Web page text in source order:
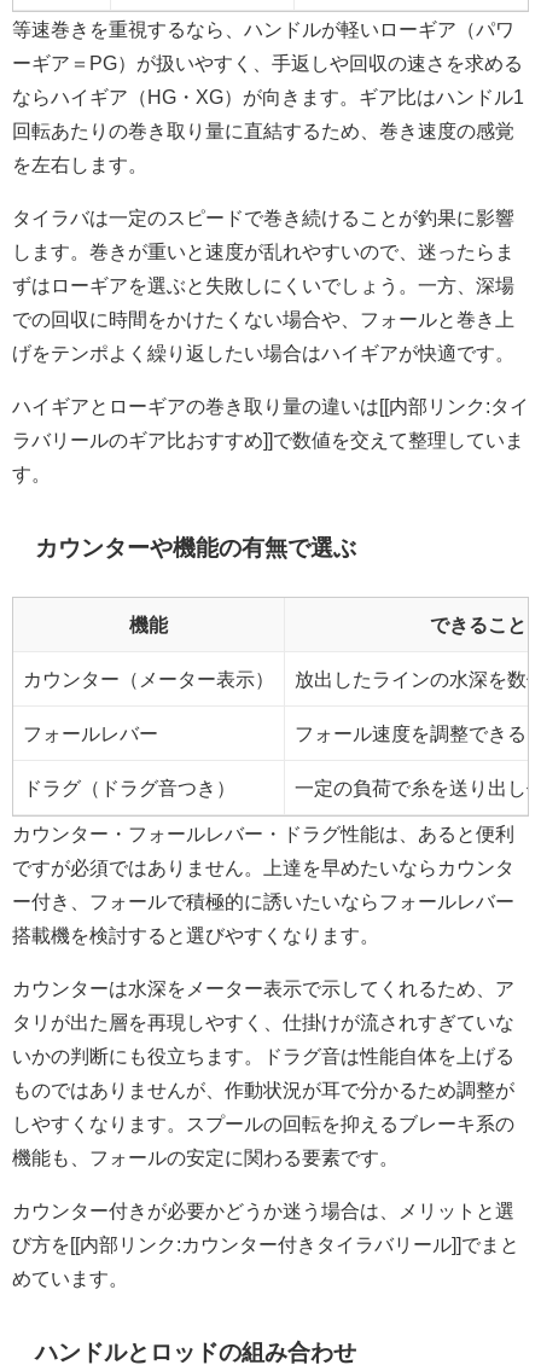
等速巻きを重視するなら、ハンドルが軽いローギア（パワ
ーギア＝PG）が扱いやすく、手返しや回収の速さを求める
ならハイギア（HG・XG）が向きます。ギア比はハンドル1
回転あたりの巻き取り量に直結するため、巻き速度の感覚
を左右します。
タイラバは一定のスピードで巻き続けることが釣果に影響
します。巻きが重いと速度が乱れやすいので、迷ったらま
ずはローギアを選ぶと失敗しにくいでしょう。一方、深場
での回収に時間をかけたくない場合や、フォールと巻き上
げをテンポよく繰り返したい場合はハイギアが快適です。
ハイギアとローギアの巻き取り量の違いは[[内部リンク:タイ
ラバリールのギア比おすすめ]]で数値を交えて整理していま
す。
カウンターや機能の有無で選ぶ
機能 できること
カウンター（メーター表示） 放出したラインの水深を数
フォールレバー フォール速度を調整できる
ドラグ（ドラグ音つき） 一定の負荷で糸を送り出し
カウンター・フォールレバー・ドラグ性能は、あると便利
ですが必須ではありません。上達を早めたいならカウンタ
ー付き、フォールで積極的に誘いたいならフォールレバー
搭載機を検討すると選びやすくなります。
カウンターは水深をメーター表示で示してくれるため、ア
タリが出た層を再現しやすく、仕掛けが流されすぎていな
いかの判断にも役立ちます。ドラグ音は性能自体を上げる
ものではありませんが、作動状況が耳で分かるため調整が
しやすくなります。スプールの回転を抑えるブレーキ系の
機能も、フォールの安定に関わる要素です。
カウンター付きが必要かどうか迷う場合は、メリットと選
び方を[[内部リンク:カウンター付きタイラバリール]]でまと
めています。
ハンドルとロッドの組み合わせ